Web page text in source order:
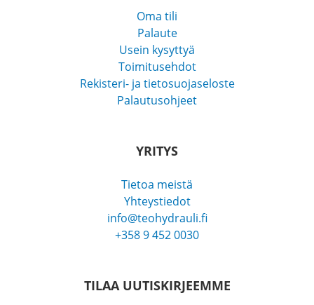
Oma tili
Palaute
Usein kysyttyä
Toimitusehdot
Rekisteri- ja tietosuojaseloste
Palautusohjeet
YRITYS
Tietoa meistä
Yhteystiedot
info@teohydrauli.fi
+358 9 452 0030
TILAA UUTISKIRJEEMME